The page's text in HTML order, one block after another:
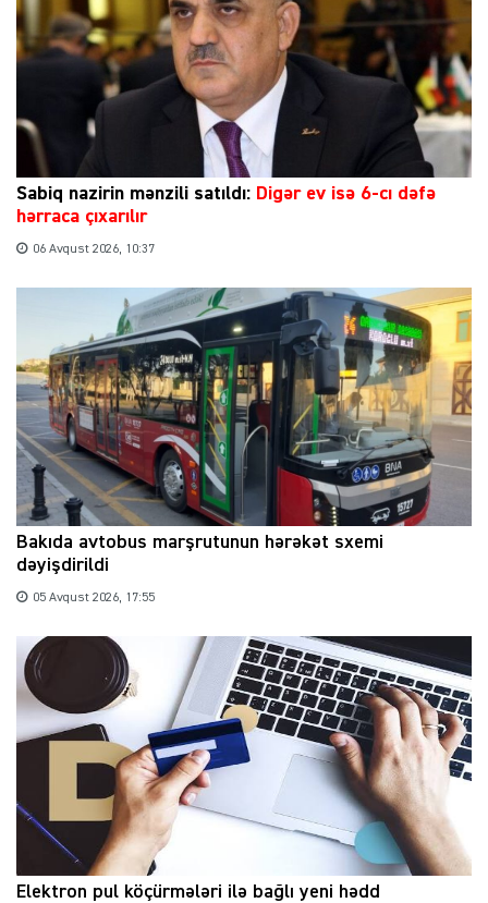
Sabiq nazirin mənzili satıldı: Digər ev isə 6-cı dəfə
hərraca çıxarılır
06 Avqust 2026, 10:37
Bakıda avtobus marşrutunun hərəkət sxemi
dəyişdirildi
05 Avqust 2026, 17:55
Elektron pul köçürmələri ilə bağlı yeni hədd